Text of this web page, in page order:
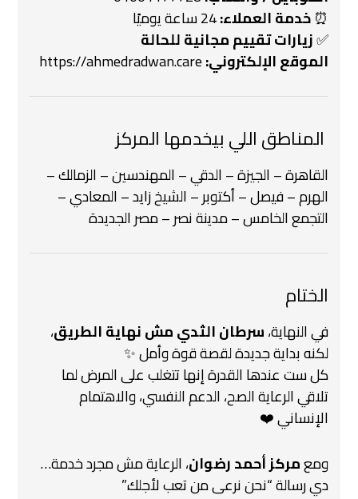
⏰خدمة العملاء:24 ساعة يوميًا
✅زيارات تقييم مجانية للحالة
الموقع الإلكتروني:https://ahmedradwan.care
️ المناطق اللي بيخدمها المركز
القاهرة – الجيزة – الدقي – المهندسين – الزمالك –
الهرم – فيصل – أكتوبر – الشيخ زايد – المعادي –
التجمع الخامس – مدينة نصر – مصر الجديدة
الختام
في النهاية،سرطان الثدي مش نهاية الطريق،
لكنه بداية جديدة لقصة قوة وأمل ✨
كل ست عندها القدرة إنها تتغلب على المرض لما
تلاقي الرعاية الصح، الدعم النفسي، والاهتمام
الإنساني ❤️
ومعمركز أحمد رضوان، الرعاية مش مجرد خدمة…
دي رسالة“نحن نرعى من تعب لأجلك.”